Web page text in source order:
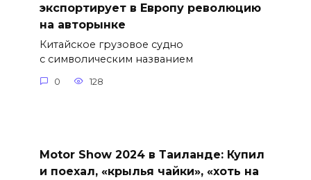
экспортирует в Европу революцию
на авторынке
Китайское грузовое судно
с символическим названием
0 128
Motor Show 2024 в Таиланде: Купил
и поехал, «крылья чайки», «хоть на